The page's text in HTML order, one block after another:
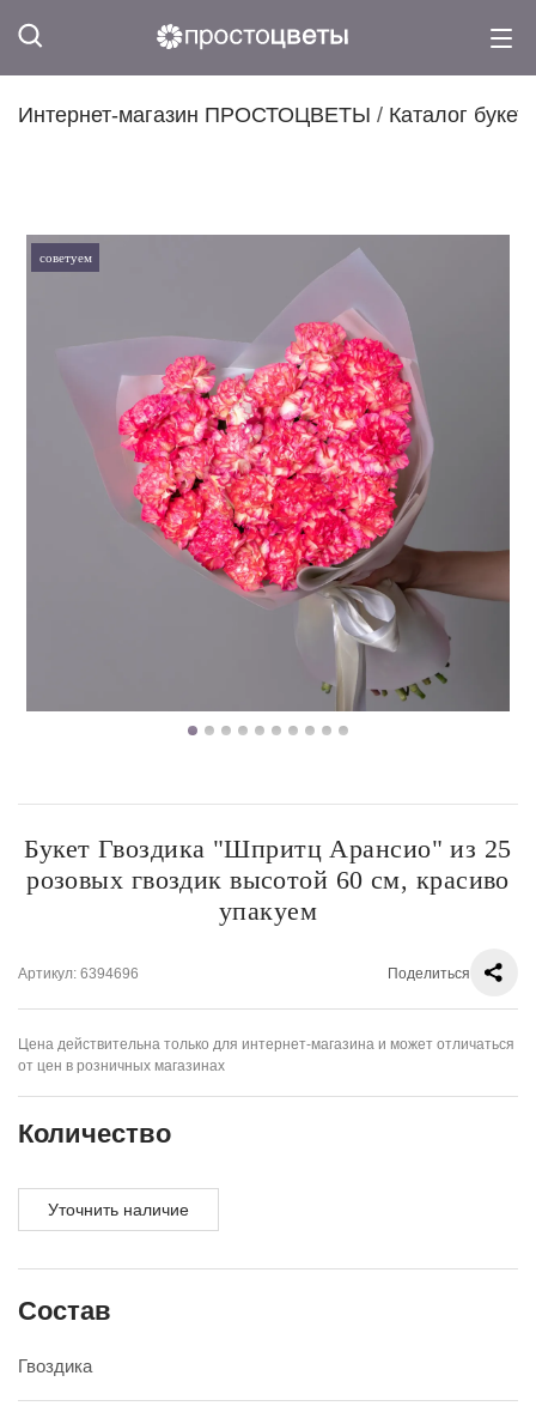
Интернет-магазин ПРОСТОЦВЕТЫ / Каталог
советуем
Букет Гвоздика "Шпритц Арансио" из 25
розовых гвоздик высотой 60 см, красиво
упакуем
Артикул: 6394696 Поделиться
Цена действительна только для интернет-магазина и может отличаться
от цен в розничных магазинах
Количество
Уточнить наличие
Состав
Гвоздика